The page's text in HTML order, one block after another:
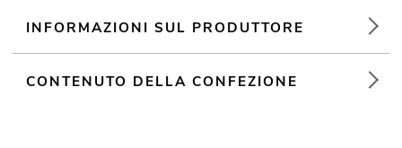
INFORMAZIONI SUL PRODUTTORE
CONTENUTO DELLA CONFEZIONE